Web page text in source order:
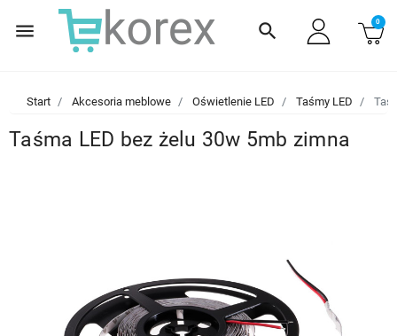
menu search 0
Start Akcesoria meblowe Oświetlenie LED Taśmy LED
Taśma LED bez żelu 30w 5mb zimna